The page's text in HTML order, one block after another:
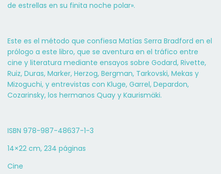
de estrellas en su finita noche polar».
Este es el método que confiesa Matías Serra Bradford en el
prólogo a este libro, que se aventura en el tráfico entre
cine y literatura mediante ensayos sobre Godard, Rivette,
Ruiz, Duras, Marker, Herzog, Bergman, Tarkovski, Mekas y
Mizoguchi, y entrevistas con Kluge, Garrel, Depardon,
Cozarinsky, los hermanos Quay y Kaurismäki.
ISBN 978-987-48637-1-3
14×22 cm, 234 páginas
Cine